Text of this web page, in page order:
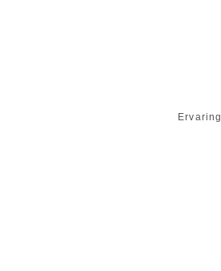
Ervaring